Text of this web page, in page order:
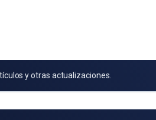
y otras actualizaciones.